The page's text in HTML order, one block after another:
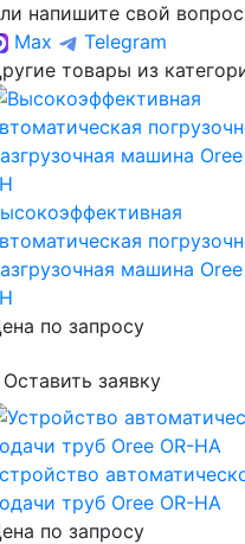
напишите свой
Max
Telegram
товары из
машина
по запросу
Оставить заявку
труб Oree OR-HA
по запросу